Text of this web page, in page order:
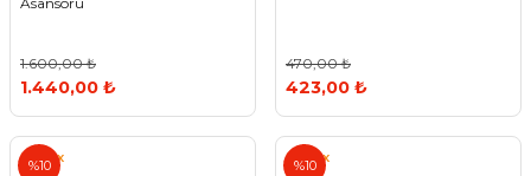
1.600,00 ₺
1.440,00 ₺
470,00 ₺
423,00 ₺
%10
Starax %10
Starax